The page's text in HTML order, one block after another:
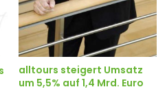
alltours steigert Umsatz
um 5,5% auf 1,4 Mrd. Euro